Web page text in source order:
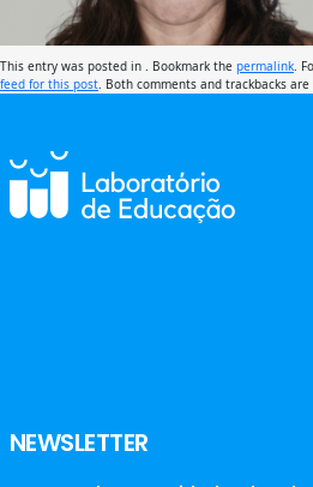
This entry was posted in . Bookmark the permalink .
feed for this post . Both comments and trackbacks
NEWSLETTER